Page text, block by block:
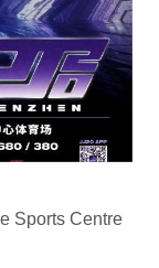
Sports Centre